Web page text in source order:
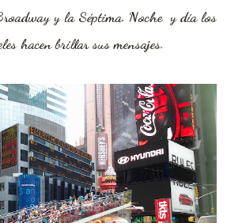
y la Séptima. Noche y día los
hacen brillar sus mensajes.